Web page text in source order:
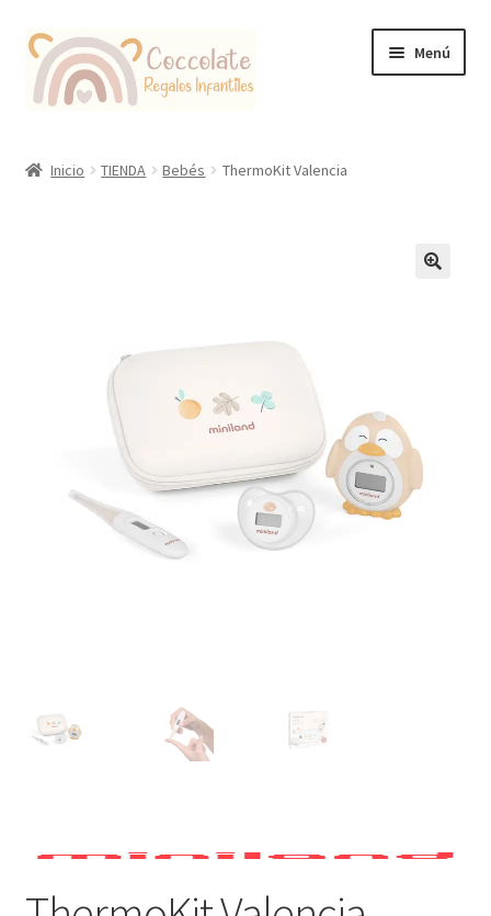
Ir
la
Ir
contenido
Menú
Inicio TIENDA Bebés ThermoKit Valencia